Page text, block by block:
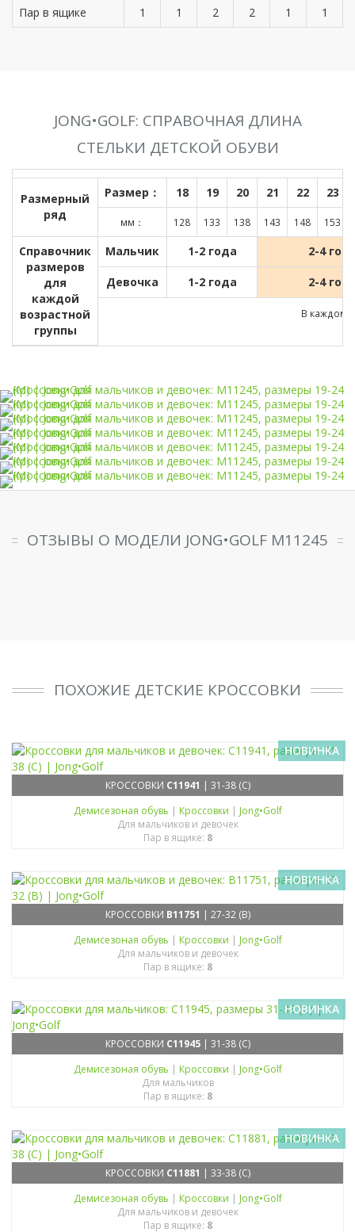
Пар в ящике 1 1 2 2 1 1
JONG•GOLF: СПРАВОЧНАЯ ДЛИНА
СТЕЛЬКИ ДЕТСКОЙ ОБУВИ
Размерный
ряд
Размер： 18 19 20 21 22 23
мм： 128 133 138 143 148 153
Справочник
размеров
для
каждой
возрастной
группы
Мальчик 1-2 года 2-4
Девочка 1-2 года 2-4
В каждом
ОТЗЫВЫ О МОДЕЛИ JONG•GOLF M11245
ПОХОЖИЕ ДЕТСКИЕ КРОССОВКИ
НОВИНКА
КРОССОВКИ C11941 | 31-38 (C)
Демисезоная обувь | Кроссовки | Jong•Golf
Для мальчиков и девочек
Пар в ящике: 8
НОВИНКА
КРОССОВКИ B11751 | 27-32 (B)
Демисезоная обувь | Кроссовки | Jong•Golf
Для мальчиков и девочек
Пар в ящике: 8
НОВИНКА
КРОССОВКИ C11945| 31-38 (C)
Демисезоная обувь | Кроссовки | Jong•Golf
Для мальчиков
Пар в ящике: 8
НОВИНКА
КРОССОВКИ C11881 | 33-38 (C)
Демисезоная обувь | Кроссовки | Jong•Golf
Для мальчиков и девочек
Пар в ящике: 8